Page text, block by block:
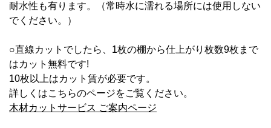
耐水性も有ります。（常時水に濡れる場所には使用しない
でください。）
○直線カットでしたら、1枚の棚から仕上がり枚数9枚まで
はカット無料です!
10枚以上はカット賃が必要です。
詳しくはこちらのページをご覧ください。
木材カットサービス ご案内ページ